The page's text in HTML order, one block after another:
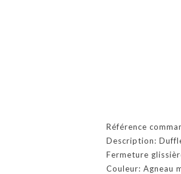
Référence
Description:
Fermeture
Couleur: Agneau